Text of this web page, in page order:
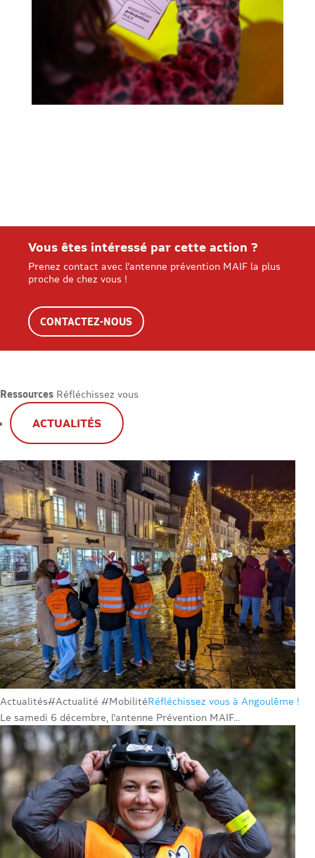
Vous êtes intéressé par cette action ?
Prenez contact avec l’antenne prévention MAIF la plus
proche de chez vous !
CONTACTEZ-NOUS
Ressources Réfléchissez vous
ACTUALITÉS
Actualités#Actualité #MobilitéRéfléchissez vous à Angoulême !
Le samedi 6 décembre, l’antenne Prévention MAIF...